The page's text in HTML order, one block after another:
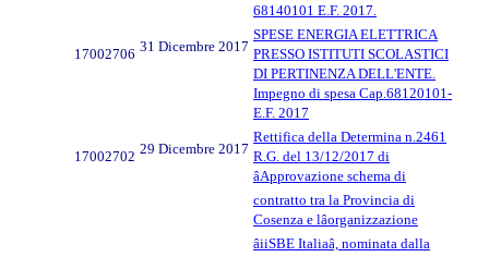
68140101 E.F. 2017.
17002706 31 Dicembre 2017
SPESE ENERGIA ELETTRICA
PRESSO ISTITUTI SCOLASTICI
DI PERTINENZA DELL'ENTE.
Impegno di spesa Cap.68120101-
E.F. 2017
17002702 29 Dicembre 2017
Rettifica della Determina n.2461
R.G. del 13/12/2017 di
âApprovazione schema di
contratto tra la Provincia di
Cosenza e lâorganizzazione
âiiSBE Italiaâ, nominata dalla